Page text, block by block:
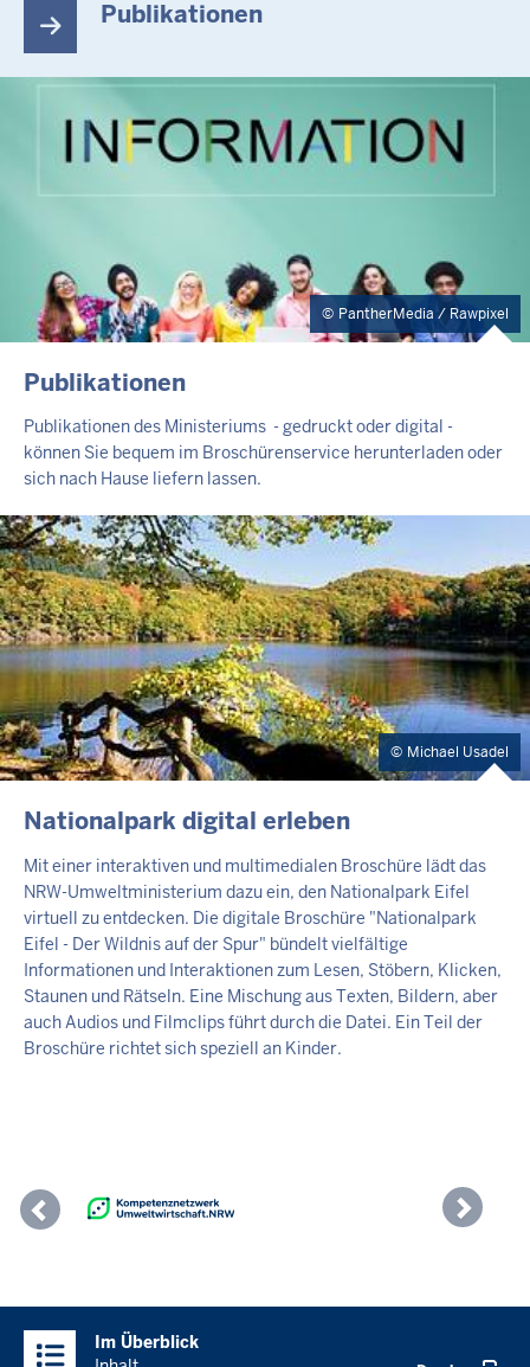
Publikationen
PantherMedia / Rawpixel
Publikationen
Publikationen des Ministeriums - gedruckt oder digital -
können Sie bequem im Broschürenservice herunterladen oder
sich nach Hause liefern lassen.
Michael Usadel
Nationalpark digital erleben
Mit einer interaktiven und multimedialen Broschüre lädt das
NRW-Umweltministerium dazu ein, den Nationalpark Eifel
virtuell zu entdecken. Die digitale Broschüre "Nationalpark
Eifel - Der Wildnis auf der Spur" bündelt vielfältige
Informationen und Interaktionen zum Lesen, Stöbern, Klicken,
Staunen und Rätseln. Eine Mischung aus Texten, Bildern, aber
auch Audios und Filmclips führt durch die Datei. Ein Teil der
Broschüre richtet sich speziell an Kinder.
Previous
Inhalte
Im Überblick